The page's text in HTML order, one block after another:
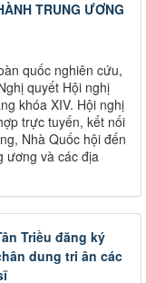
TRUNG ƯƠNG
quốc nghiên cứu,
quyết Hội nghị
khóa XIV. Hội nghị
trực tuyến, kết nối
Nhà Quốc hội đến
ương và các địa
Triều đăng ký
dung tri ân các